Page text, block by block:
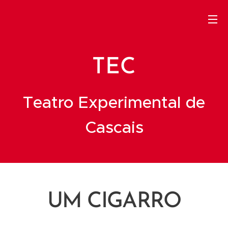
TEC
Teatro Experimental de
Cascais
UM CIGARRO